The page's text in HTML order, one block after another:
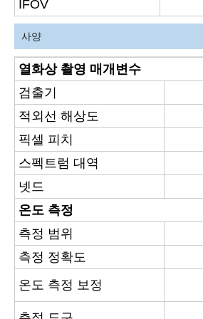
IFOV
사양
열화상 촬영 매개변수
검출기
적외선 해상도
픽셀 피치
스펙트럼 대역
넷드
온도 측정
측정 범위
측정 정확도
온도 측정 보정